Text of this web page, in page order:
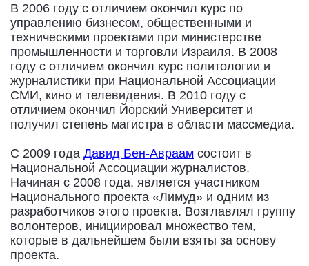
В 2006 году с отличием окончил курс по
управлению бизнесом, общественными и
техническими проектами при министерстве
промышленности и торговли Израиля. В 2008
году с отличием окончил курс политологии и
журналистики при Национальной Ассоциации
СМИ, кино и телевидения. В 2010 году с
отличием окончил Йорский Университет и
получил степень магистра в области массмедиа.
С 2009 года Давид Бен-Авраам состоит в
Национальной Ассоциации журналистов.
Начиная с 2008 года, является участником
Национального проекта «Лимуд» и одним из
разработчиков этого проекта. Возглавлял группу
волонтеров, инициировал множество тем,
которые в дальнейшем были взяты за основу
проекта.